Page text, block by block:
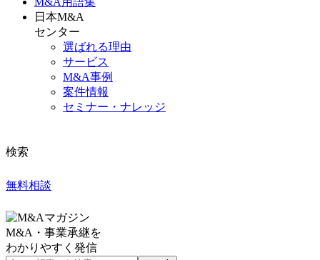
日本M&A
センター
選ばれる理由
サービス
M&A事例
案件情報
セミナー・ナレッジ
検索
無料相談
M&A・事業承継を
わかりやすく発信